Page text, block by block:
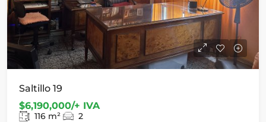
Saltillo 19
$6,190,000/+ IVA
116 m² 2